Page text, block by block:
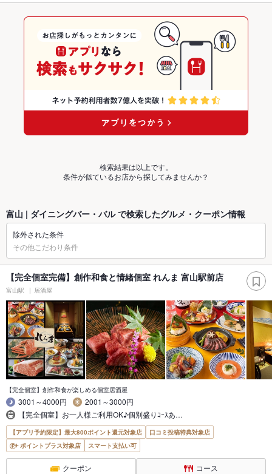
検索結果は以上です。
条件が似ているお店から探してみませんか？
富山 | ダイニングバー・バル で検索したグルメ・クーポン情報
除外された条件
その他こだわり条件
【完全個室完備】創作和食と情緒個室 れんま 富山駅前店
富山駅 居酒屋
【完全個室】創作和食が楽しめる個室居酒屋
3001～4000円
2001～3000円
【完全個室】お一人様ご利用OK♪個別盛りｺｰｽあ…
【アプリ予約限定】最大800ポイント還元対象店
口コミ投稿特典対象店
ポイントプラス対象店
スマート支払い可
クーポン コース